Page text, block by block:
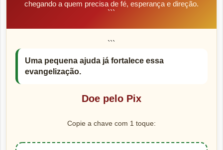
chegando a quem precisa de fé, esperança e direção.
```
```
Uma pequena ajuda já fortalece essa
evangelização.
Doe pelo Pix
Copie a chave com 1 toque: